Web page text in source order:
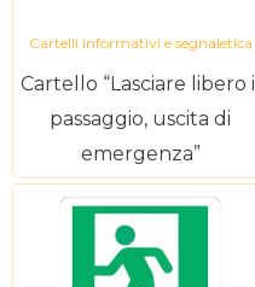
Cartelli informativi e segnaletica
Cartello “Lasciare libero il
passaggio, uscita di
emergenza”